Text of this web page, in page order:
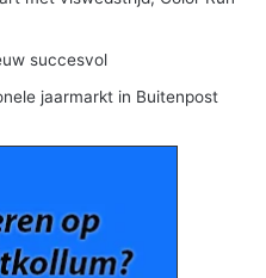
succesvol
jaarmarkt in Buitenpost